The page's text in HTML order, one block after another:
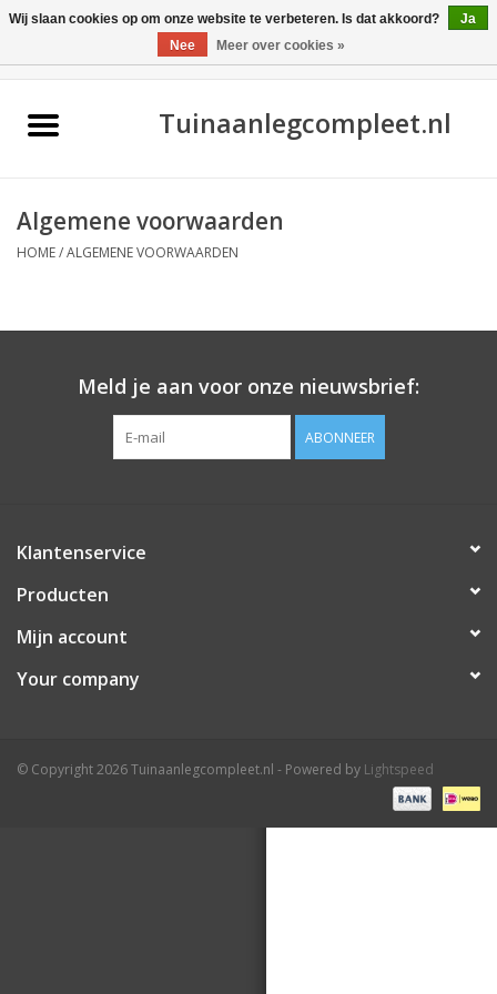
Tuinaanlegcompleet.nl
Algemene voorwaarden
HOME/ALGEMENE VOORWAARDEN
Meld je aan voor onze nieuwsbrief:
ABONNEER
Klantenservice
Producten
Mijn account
Your company
© Copyright 2026 Tuinaanlegcompleet.nl - Powered by Lightspeed
Wij slaan cookies op om onze website te verbeteren. Is dat akkoord?
Ja
Nee
Meer over cookies »